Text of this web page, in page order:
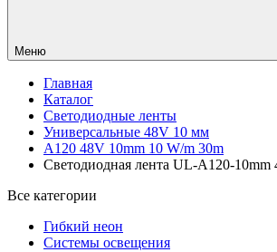
Меню
Главная
Каталог
Светодиодные ленты
Универсальные 48V 10 мм
A120 48V 10mm 10 W/m 30m
Светодиодная лента UL-A120-
Все категории
Гибкий неон
Системы освещения